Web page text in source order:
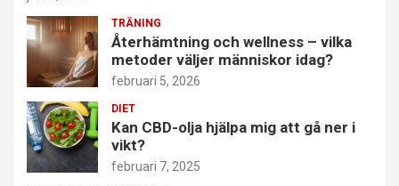
TRÄNING
Återhämtning och wellness – vilka
metoder väljer människor idag?
februari 5, 2026
DIET
Kan CBD-olja hjälpa mig att gå ner i
vikt?
februari 7, 2025